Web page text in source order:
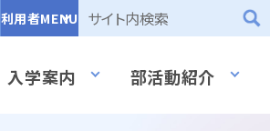
利用者MENU
入学案内 部活動紹介